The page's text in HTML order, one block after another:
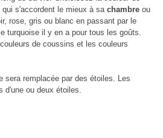
s'accordent le mieux à sa chambre ou
rose, gris ou blanc en passant par le
turquoise il y en a pour tous les goûts.
de coussins et les couleurs
sera remplacée par des étoiles. Les
d'une ou deux étoiles.